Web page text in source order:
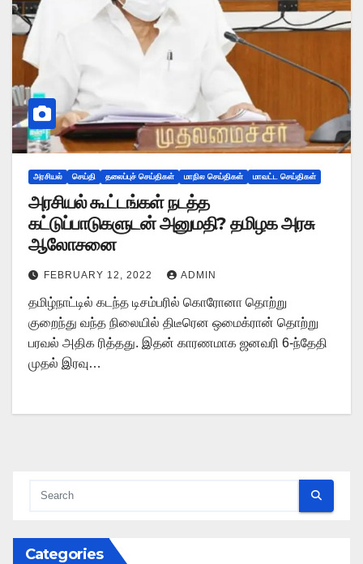
அரசியல் செய்தி தலைப்புச் செய்திகள் மாநில செய்திகள் மாவட்ட செய்திகள்
அரசியல் கூட்டங்கள் நடத்த
கட்டுப்பாடுகளுடன் அனுமதி? தமிழக அரசு
ஆலோசனை
FEBRUARY 12, 2022 ADMIN
தமிழ்நாட்டில் கடந்த டிசம்பரில் கொரோனா தொற்று
குறைந்து வந்த நிலையில் திடீரென ஒமைக்ரான் தொற்று
பரவல் அதிக ரித்தது. இதன் காரணமாக ஜனவரி 6-ந்தேதி
முதல் இரவு…
Categories